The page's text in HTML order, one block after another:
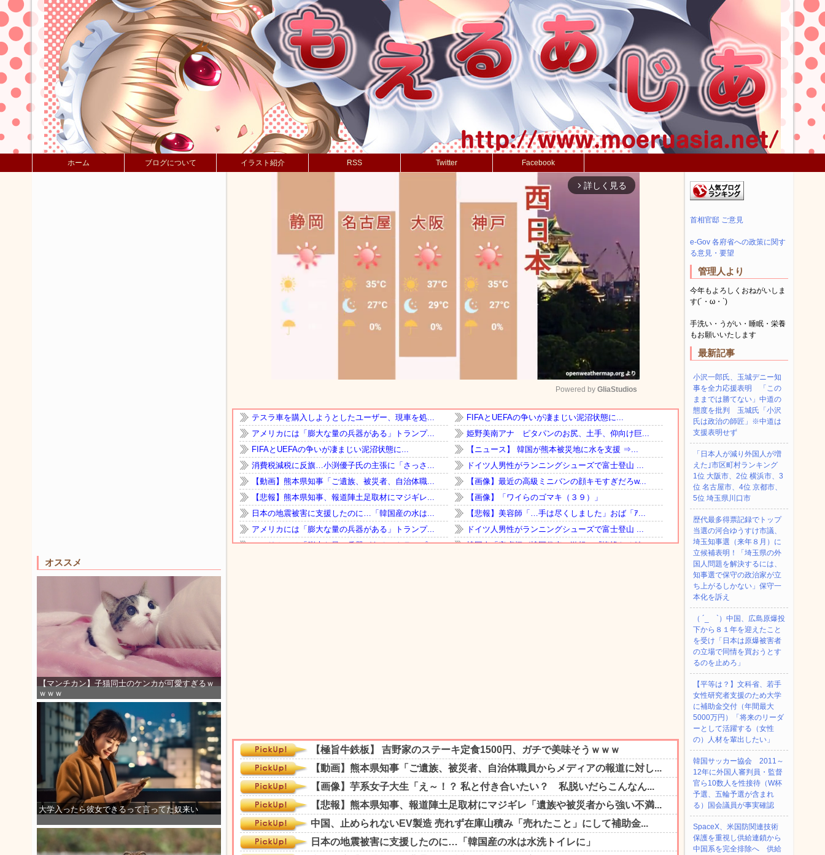
ホーム ブログについて イラスト紹介 RSS Twitter Facebook
オススメ
【マンチカン】子猫同士のケンカが可愛すぎるｗ
ｗｗｗ
大学入ったら彼女できるって言ってた奴来い
arrow_forward_ios 詳しく見る
Mute
Powered by GliaStudios
首相官邸 ご意見
e-Gov 各府省への政策に関す
る意見・要望
管理人より
今年もよろしくおねがいしま
す(´・ω・`)
手洗い・うがい・睡眠・栄養
もお願いいたします
最新記事
小沢一郎氏、玉城デニー知
事を全力応援表明 「この
ままでは勝てない」中道の
態度を批判 玉城氏「小沢
氏は政治の師匠」※中道は
支援表明せず
「日本人が減り外国人が増
えた｣市区町村ランキング
1位 大阪市、2位 横浜市、3
位 名古屋市、4位 京都市、
5位 埼玉県川口市
歴代最多得票記録でトップ
当選の河合ゆうすけ市議、
埼玉知事選（来年８月）に
立候補表明！「埼玉県の外
国人問題を解決するには、
知事選で保守の政治家が立
ち上がるしかない」保守一
本化を訴え
（ ´_ゝ`）中国、広島原爆投
下から８１年を迎えたこと
を受け「日本は原爆被害者
の立場で同情を買おうとす
るのを止めろ」
【平等は？】文科省、若手
女性研究者支援のため大学
に補助金交付（年間最大
5000万円）「将来のリーダ
ーとして活躍する（女性
の）人材を輩出したい」
韓国サッカー協会 2011～
12年に外国人審判員・監督
官ら10数人を性接待（W杯
予選、五輪予選が含まれ
る）国会議員が事実確認
SpaceX、米国防関連技術
保護を重視し供給連鎖から
中国系を完全排除へ 供給